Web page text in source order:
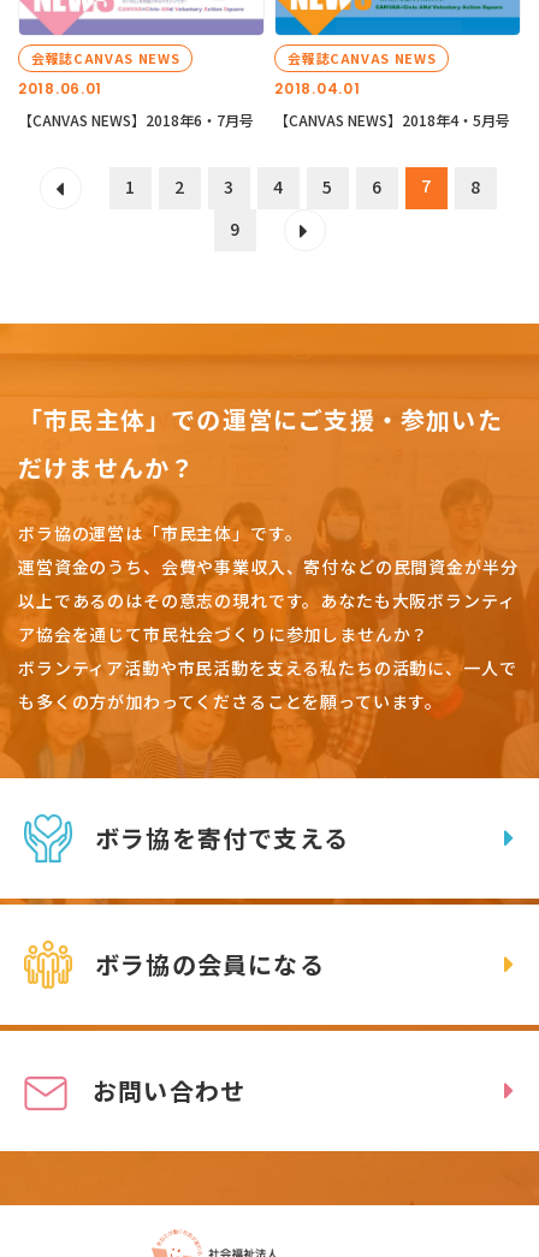
2018.06.01
会報誌CANVAS NEWS
【CANVAS NEWS】2018年6・7月号
2018.04.01
会報誌CANVAS NEWS
【CANVAS NEWS】2018年4・5月号
1 2 3 4 5 6 7
8
9
「市民主体」での運営にご支援・参加いた
だけませんか？
ボラ協の運営は「市民主体」です。
運営資金のうち、会費や事業収入、寄付などの民間資金が半分
以上であるのはその意志の現れです。 あなたも大阪ボランティ
ア協会を通じて市民社会づくりに参加しませんか？
ボランティア活動や市民活動を支える私たちの活動に、一人で
も多くの方が加わってくださることを願っています。
ボラ協を寄付で支える
ボラ協の会員になる
お問い合わせ